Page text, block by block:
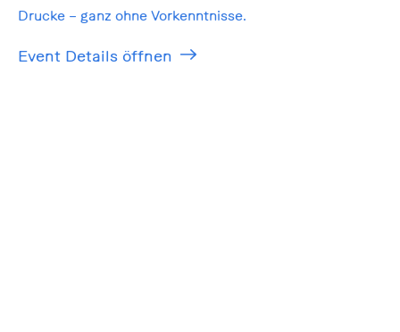
Drucke – ganz ohne Vorkenntnisse.
Event Details öffnen